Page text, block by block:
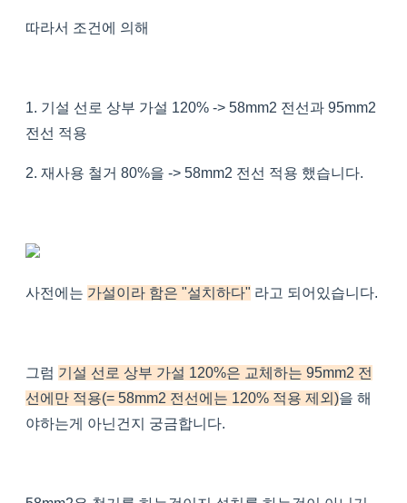
따라서 조건에 의해
1. 기설 선로 상부 가설 120% -> 58mm2 전선과 95mm2
전선 적용
2. 재사용 철거 80%을 -> 58mm2 전선 적용 했습니다.
사전에는 가설이라 함은 "설치하다" 라고 되어있습니다.
그럼 기설 선로 상부 가설 120%은 교체하는 95mm2 전
선에만 적용(= 58mm2 전선에는 120% 적용 제외)을 해
야하는게 아닌건지 궁금합니다.